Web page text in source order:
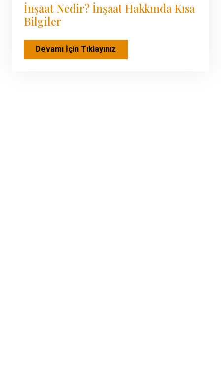
İnşaat Nedir? İnşaat Hakkında Kısa
Bilgiler
Devamı İçin Tıklayınız